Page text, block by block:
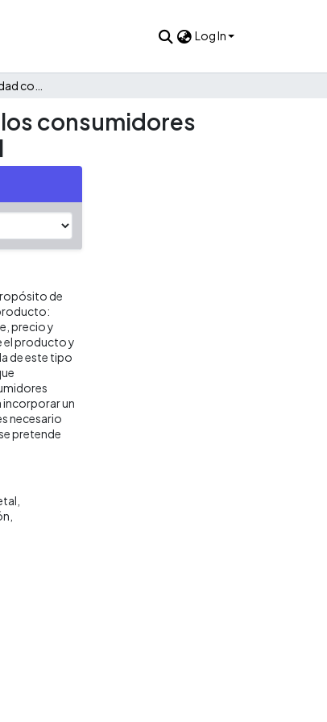
Log In
consumidores
de
precio y
el producto y
de este tipo
incorporar un
necesario
pretende